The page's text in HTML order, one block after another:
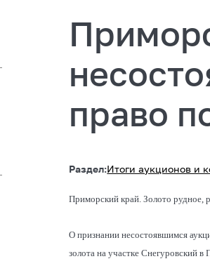
право
Раздел:Итоги аукционов и
Приморский край. Золото рудное,
О признании несостоявшимся
золота на участке Снегуровский в